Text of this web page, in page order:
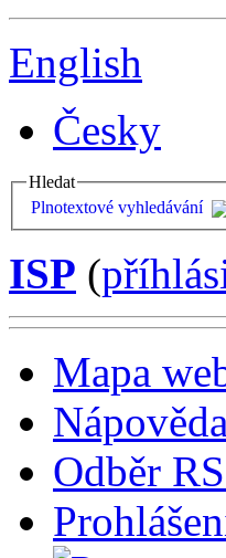
English
Česky
Hledat
Plnotextové vyhledávání
ISP (
Mapa
Nápověda
Odběr